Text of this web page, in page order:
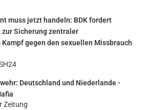
muss jetzt handeln: BDK fordert
Sicherung zentraler
gegen den sexuellen Missbrauch
Deutschland und Niederlande -
Zeitung